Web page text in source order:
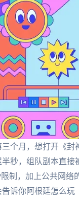
个月，想打开《
半秒，组队副本直
制，加上公共网
诉你阿根廷怎么